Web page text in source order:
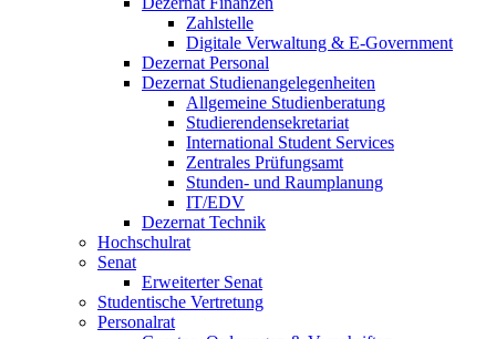
Zahlstelle
Digitale Verwaltung & E-Government
Dezernat Personal
Dezernat Studienangelegenheiten
Allgemeine Studienberatung
Studierendensekretariat
International Student Services
Zentrales Prüfungsamt
Stunden- und Raumplanung
IT/EDV
Dezernat Technik
Hochschulrat
Senat
Erweiterter Senat
Studentische Vertretung
Personalrat